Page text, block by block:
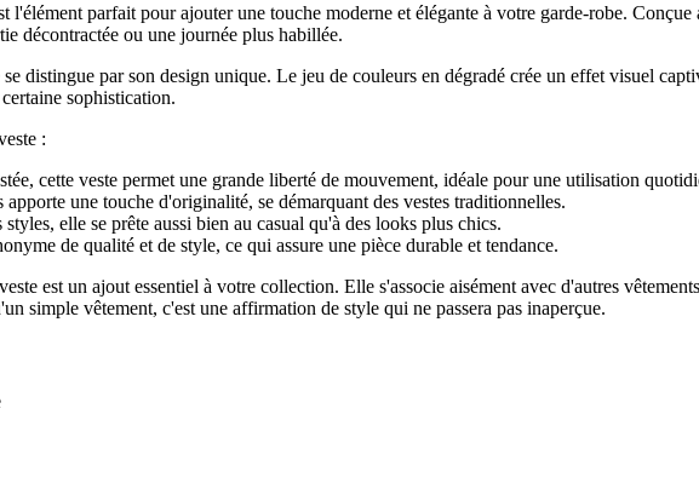
parfait pour ajouter une touche moderne et élégante à votre garde-robe.
décontractée ou une journée plus habillée.
distingue par son design unique. Le jeu de couleurs en dégradé crée un effet visuel
sophistication.
:
cette veste permet une grande liberté de mouvement, idéale pour une utilisation
apporte une touche d'originalité, se démarquant des vestes traditionnelles.
elle se prête aussi bien au casual qu'à des looks plus chics.
de qualité et de style, ce qui assure une pièce durable et tendance.
est un ajout essentiel à votre collection. Elle s'associe aisément avec d'autres
simple vêtement, c'est une affirmation de style qui ne passera pas inaperçue.